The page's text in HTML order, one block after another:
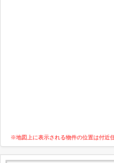
※地図上に表示される物件の位置は付近